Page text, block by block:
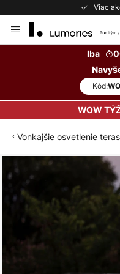
Viac
to
Iba
Kód:
WOW
Vonkajšie osvetlenie
na
koniec
obrázkov